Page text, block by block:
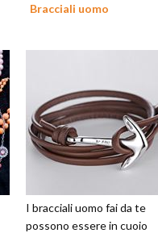
Bracciali uomo
I bracciali uomo fai da te
possono essere in cuoio